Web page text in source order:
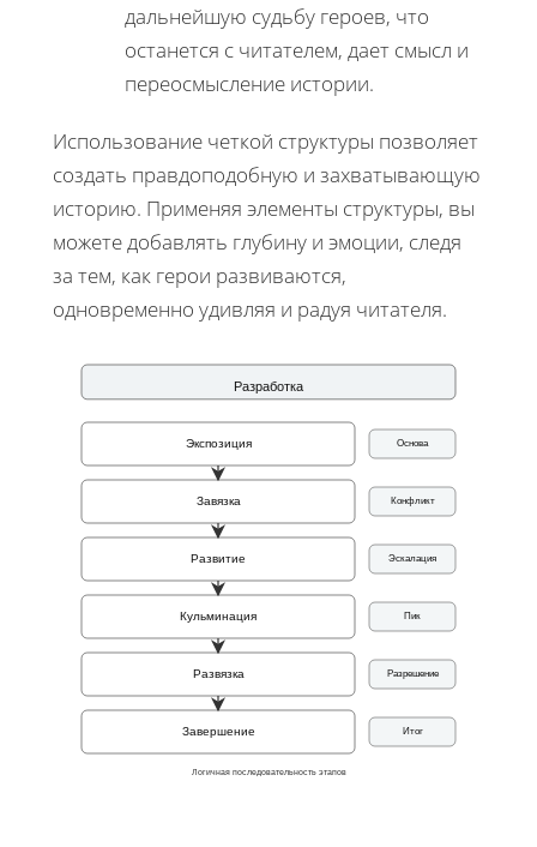
дальнейшую судьбу героев, что
останется с читателем, дает смысл и
переосмысление истории.
Использование четкой структуры позволяет
создать правдоподобную и захватывающую
историю. Применяя элементы структуры, вы
можете добавлять глубину и эмоции, следя
за тем, как герои развиваются,
одновременно удивляя и радуя читателя.
Разработка
Экспозиция Основа
Завязка Конфликт
Развитие Эскалация
Кульминация Пик
Развязка Разрешение
Завершение Итог
Логичная последовательность этапов